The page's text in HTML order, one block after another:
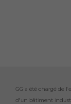
GG a été chargé de
d'un bâtiment